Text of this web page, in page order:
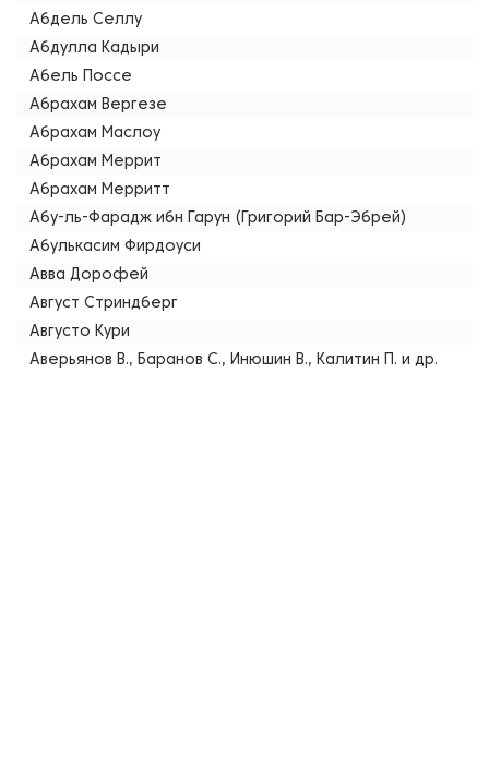
Абдель Селлу
Абдулла Кадыри
Абель Поссе
Абрахам Вергезе
Абрахам Маслоу
Абрахам Меррит
Абрахам Мерритт
Абу-ль-Фарадж ибн Гарун (Григорий Бар-Эбрей)
Абулькасим Фирдоуси
Авва Дорофей
Август Стриндберг
Августо Кури
Аверьянов В., Баранов С., Инюшин В., Калитин П. и др.